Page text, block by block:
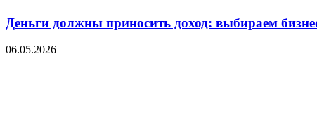
Деньги должны приносить доход: выбираем
06.05.2026